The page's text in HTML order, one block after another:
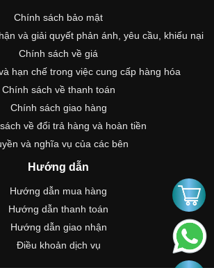
Chính sách bảo mật
và giải quyết phản ánh, yêu cầu, khiếu nại
Chính sách về giá
hạn chế trong việc cung cấp hàng hóa
Chính sách về thanh toán
Chính sách giao hàng
về đổi trả hàng và hoàn tiền
và nghĩa vụ của các bên
Hướng dẫn
Hướng dẫn mua hàng
Hướng dẫn thanh toán
Hướng dẫn giao nhận
Điều khoản dịch vụ